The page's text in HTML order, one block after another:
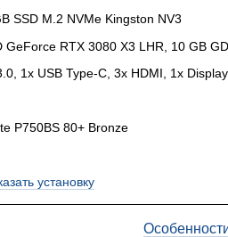
SSD M.2 NVMe Kingston NV3
GeForce RTX 3080 X3 LHR, 10 GB
1x USB Type-C, 3x HDMI, 1x
P750BS 80+ Bronze
установку